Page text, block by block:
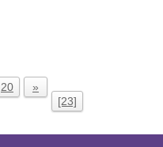
20
»
[23]